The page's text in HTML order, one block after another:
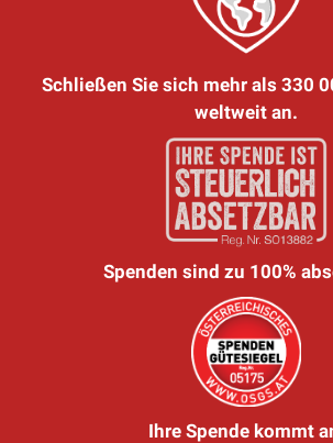
Schließen Sie sich mehr als 330
weltweit an.
Spenden sind zu 100%
Ihre Spende kommt